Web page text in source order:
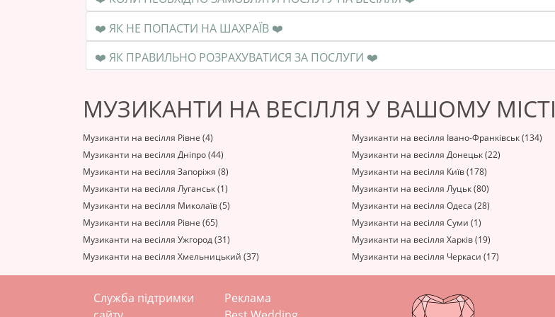
❤️ ЯК НЕ ПОПАСТИ НА ШАХРАЇВ ❤️
❤️ ЯК ПРАВИЛЬНО РОЗРАХУВАТИСЯ ЗА ПОСЛУГИ ❤️
МУЗИКАНТИ НА ВЕСІЛЛЯ У ВАШОМУ МІСТІ
Музиканти на весілля Рівне (4) Музиканти на весілля Івано-Франківськ (134)
Музиканти на весілля Дніпро (44)
Музиканти на весілля Донецьк (22)
Музиканти на весілля Запоріжя (8)
Музиканти на весілля Київ (178)
Музиканти на весілля Луганськ (1)
Музиканти на весілля Луцьк (80)
Музиканти на весілля Миколаїв (5)
Музиканти на весілля Одеса (28)
Музиканти на весілля Рівне (65)
Музиканти на весілля Суми (1)
Музиканти на весілля Ужгород (31)
Музиканти на весілля Харків (19)
Музиканти на весілля Хмельницький (37)
Музиканти на весілля Черкаси (17)
Служба підтримки
Реклама